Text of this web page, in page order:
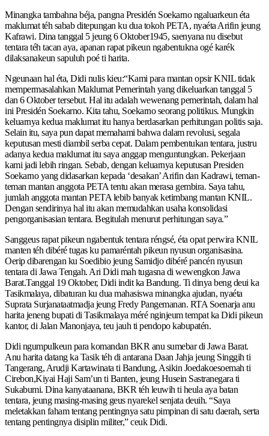
Minangka tambahna béja, pangna Presidén Soekarno ngaluarkeun éta
maklumat téh sabab ditepungan ku dua tokoh PETA, nyaéta Arifin jeung
Kafrawi. Dina tanggal 5 jeung 6 Oktober1945, saenyana nu disebut
tentara téh tacan aya, apanan rapat pikeun ngabentukna ogé karék
dilaksanakeun sapuluh poé ti harita.
Ngeunaan hal éta, Didi nulis kieu:“Kami para mantan opsir KNIL tidak
mempermasalahkan Maklumat Pemerintah yang dikeluarkan tanggal 5
dan 6 Oktober tersebut. Hal itu adalah wewenang pemerintah, dalam hal
ini Presidén Soekarno. Kita tahu, Soekarno seorang politikus. Mungkin
keluarnya kedua maklumat itu hanya berdasarkan perhitungan politis saja.
Selain itu, saya pun dapat memahami bahwa dalam revolusi, segala
keputusan mesti diambil serba cepat. Dalam pembentukan tentara, justru
adanya kedua maklumat itu saya anggap menguntungkan. Pekerjaan
kami jadi lebih ringan. Sebab, dengan keluarnya keputusan Presiden
Soekarno yang didasarkan kepada ‘desakan’ Arifin dan Kadrawi, teman-
teman mantan anggota PETA tentu akan merasa gembira. Saya tahu,
jumlah anggota mantan PETA lebib banyak ketimbang mantan KNIL.
Dengan sendirinya hal itu akan memudahkan usaha konsolidasi
pengorganisasian tentara. Begitulah menurut perhitungan saya.”
Sanggeus rapat pikeun ngabentuk tentara réngsé, éta opat perwira KNIL
manten téh dibéré tugas ku pamaréntah pikeun nyusun organisasina.
Oerip dibarengan ku Soedibio jeung Samidjo dibéré pancén nyusun
tentara di Jawa Tengah. Ari Didi mah tugasna di wewengkon Jawa
Barat.Tanggal 19 Oktober, Didi indit ka Bandung. Ti dinya beng deui ka
Tasikmalaya, dibaturan ku dua mahasiswa minangka ajudan, nyaéta
Suprata Surjanataatmadja jeung Fredy Pangemanan. RTA Soenarja anu
harita jeneng bupati di Tasikmalaya méré nginjeum tempat ka Didi pikeun
kantor, di Jalan Manonjaya, teu jauh ti pendopo kabupatén.
Didi ngumpulkeun para komandan BKR anu sumebar di Jawa Barat.
Anu harita datang ka Tasik téh di antarana Daan Jahja jeung Singgih ti
Tangerang, Arudji Kartawinata ti Bandung, Asikin Joedakoesoemah ti
Cirebon,Kiyai Haji Sam’un ti Banten, jeung Husein Sastranegara ti
Sukabumi. Dina kanyataanana, BKR téh leuwih ti heula aya batan
tentara, jeung masing-masing geus nyarekel senjata deuih. “Saya
meletakkan faham tentang pentingnya satu pimpinan di satu daerah, serta
tentang pentingnya disiplin militer,” ceuk Didi.